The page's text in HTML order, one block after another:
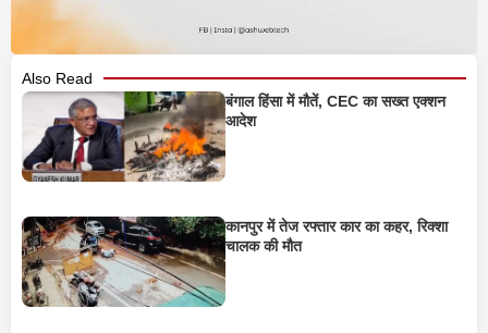
Also Read
बंगाल हिंसा में मौतें, CEC का सख्त एक्शन
आदेश
कानपुर में तेज रफ्तार कार का कहर, रिक्शा
चालक की मौत